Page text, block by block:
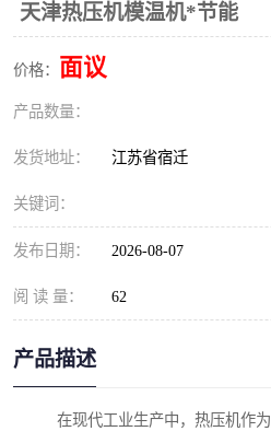
天津热压机模温机*节能
价格： 面议
产品数量：
发货地址： 江苏省宿迁
关键词：
发布日期： 2026-08-07
阅 读 量： 62
产品描述
在现代工业生产中，热压机作